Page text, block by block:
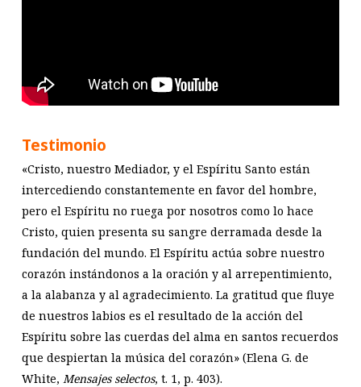
Testimonio
«Cristo, nuestro Mediador, y el Espíritu Santo están
intercediendo constantemente en favor del hombre,
pero el Espíritu no ruega por nosotros como lo hace
Cristo, quien presenta su sangre derramada desde la
fundación del mundo. El Espíritu actúa sobre nuestro
corazón instándonos a la oración y al arrepentimiento,
a la alabanza y al agradecimiento. La gratitud que fluye
de nuestros labios es el resultado de la acción del
Espíritu sobre las cuerdas del alma en santos recuerdos
que despiertan la música del corazón» (Elena G. de
White, Mensajes selectos, t. 1, p. 403).